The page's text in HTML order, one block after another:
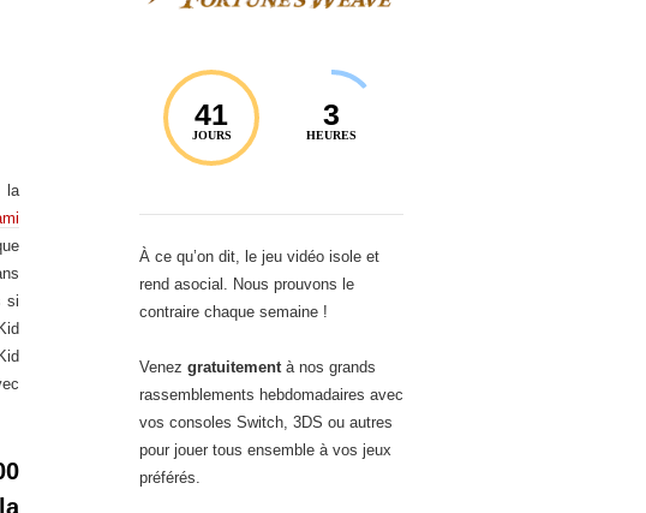
la
si
41
JOURS
3
HEURES
À ce qu’on dit, le jeu vidéo isole et
rend asocial. Nous prouvons le
contraire chaque semaine !
Venez gratuitementà nos grands
rassemblements hebdomadaires avec
vos consoles Switch, 3DS ou autres
pour jouer tous ensemble à vos jeux
préférés.